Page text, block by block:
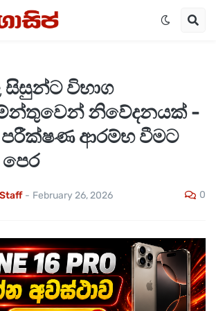
විභාග
නිවේදනයක් -
පරීක්ෂණ ආරම්භ වීමට
- February 26, 2026 0